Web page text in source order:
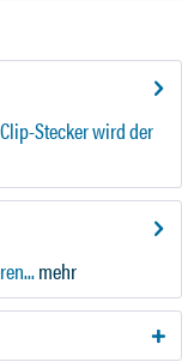
Stecker wird der
mehr